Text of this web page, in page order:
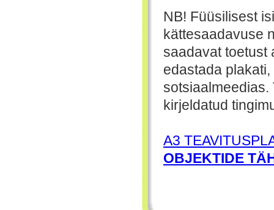
NB! Füüsilisest
kättesaadavuse
saadavat toetust
edastada
kirjeldatud
A3
OBJEKTIDE